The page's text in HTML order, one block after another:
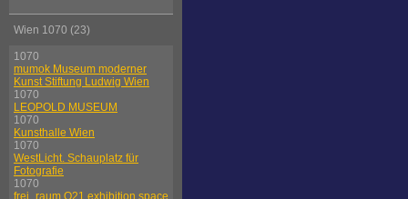
Wien 1070 (23)
1070
mumok Museum moderner
Kunst Stiftung Ludwig Wien
1070
LEOPOLD MUSEUM
1070
Kunsthalle Wien
1070
WestLicht. Schauplatz für
Fotografie
1070
frei_raum Q21 exhibition space